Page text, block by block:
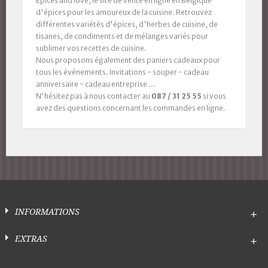
d'épices pour les amoureux de la cuisine. Retrouvez
différentes variétés d'épices, d'herbes de cuisine, de
tisanes, de condiments et de mélanges variés pour
sublimer vos recettes de cuisine.
Nous proposons également des paniers cadeaux pour
tous les événements. Invitations - souper - cadeau
anniversaire - cadeau entreprise ...
N'hésitez pas à nous contacter au 087 / 31 25 55 si vous
avez des questions concernant les commandes en ligne.
INFORMATIONS
EXTRAS